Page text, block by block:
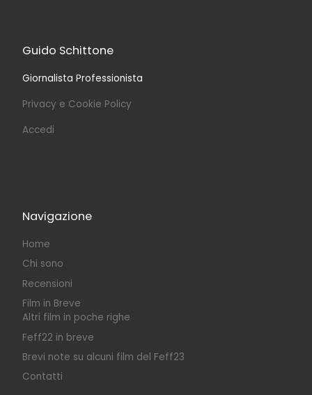
Guido Schittone
Giornalista Professionista
Privacy e Cookie Policy
Accedi
Navigazione
Home
Chi sono
Recensioni
Film in Breve
Altri film in poche righe
Feff22 in breve
Brevi note su alcuni film del Feff23
Contatti